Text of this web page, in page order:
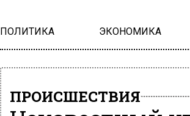
ПОЛИТИКА ЭКОНОМИКА
ПРОИСШЕСТВИЯ